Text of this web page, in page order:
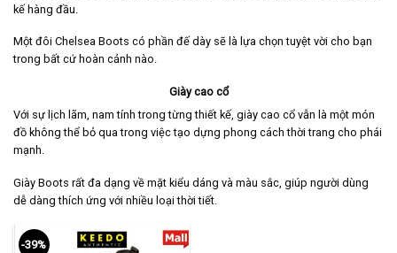
kế hàng đầu.
Một đôi Chelsea Boots có phần đế dày sẽ là lựa chọn tuyệt vời cho bạn
trong bất cứ hoàn cảnh nào.
Giày cao cổ
Với sự lịch lãm, nam tính trong từng thiết kế, giày cao cổ vẫn là một món
đồ không thể bỏ qua trong việc tạo dựng phong cách thời trang cho phái
mạnh.
Giày Boots rất đa dạng về mặt kiểu dáng và màu sắc, giúp người dùng
dễ dàng thích ứng với nhiều loại thời tiết.
-39%